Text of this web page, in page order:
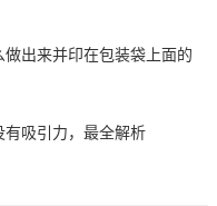
出来并印在包装袋上面的
吸引力，最全解析